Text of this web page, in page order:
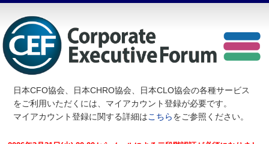
日本CFO協会、日本CHRO協会、日本CLO協会の各種サービス
をご利用いただくには、マイアカウント登録が必要です。
マイアカウント登録に関する詳細はこちらをご参照ください。